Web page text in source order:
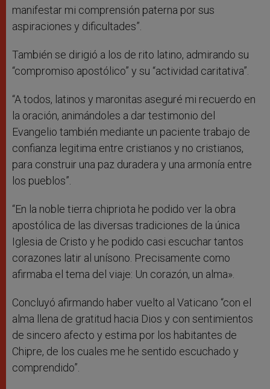
manifestar mi comprensión paterna por sus
aspiraciones y dificultades”.
También se dirigió a los de rito latino, admirando su
“compromiso apostólico” y su “actividad caritativa”.
“A todos, latinos y maronitas aseguré mi recuerdo en
la oración, animándoles a dar testimonio del
Evangelio también mediante un paciente trabajo de
confianza legitima entre cristianos y no cristianos,
para construir una paz duradera y una armonía entre
los pueblos”.
“En la noble tierra chipriota he podido ver la obra
apostólica de las diversas tradiciones de la única
Iglesia de Cristo y he podido casi escuchar tantos
corazones latir al unísono. Precisamente como
afirmaba el tema del viaje: Un corazón, un alma».
Concluyó afirmando haber vuelto al Vaticano “con el
alma llena de gratitud hacia Dios y con sentimientos
de sincero afecto y estima por los habitantes de
Chipre, de los cuales me he sentido escuchado y
comprendido”.